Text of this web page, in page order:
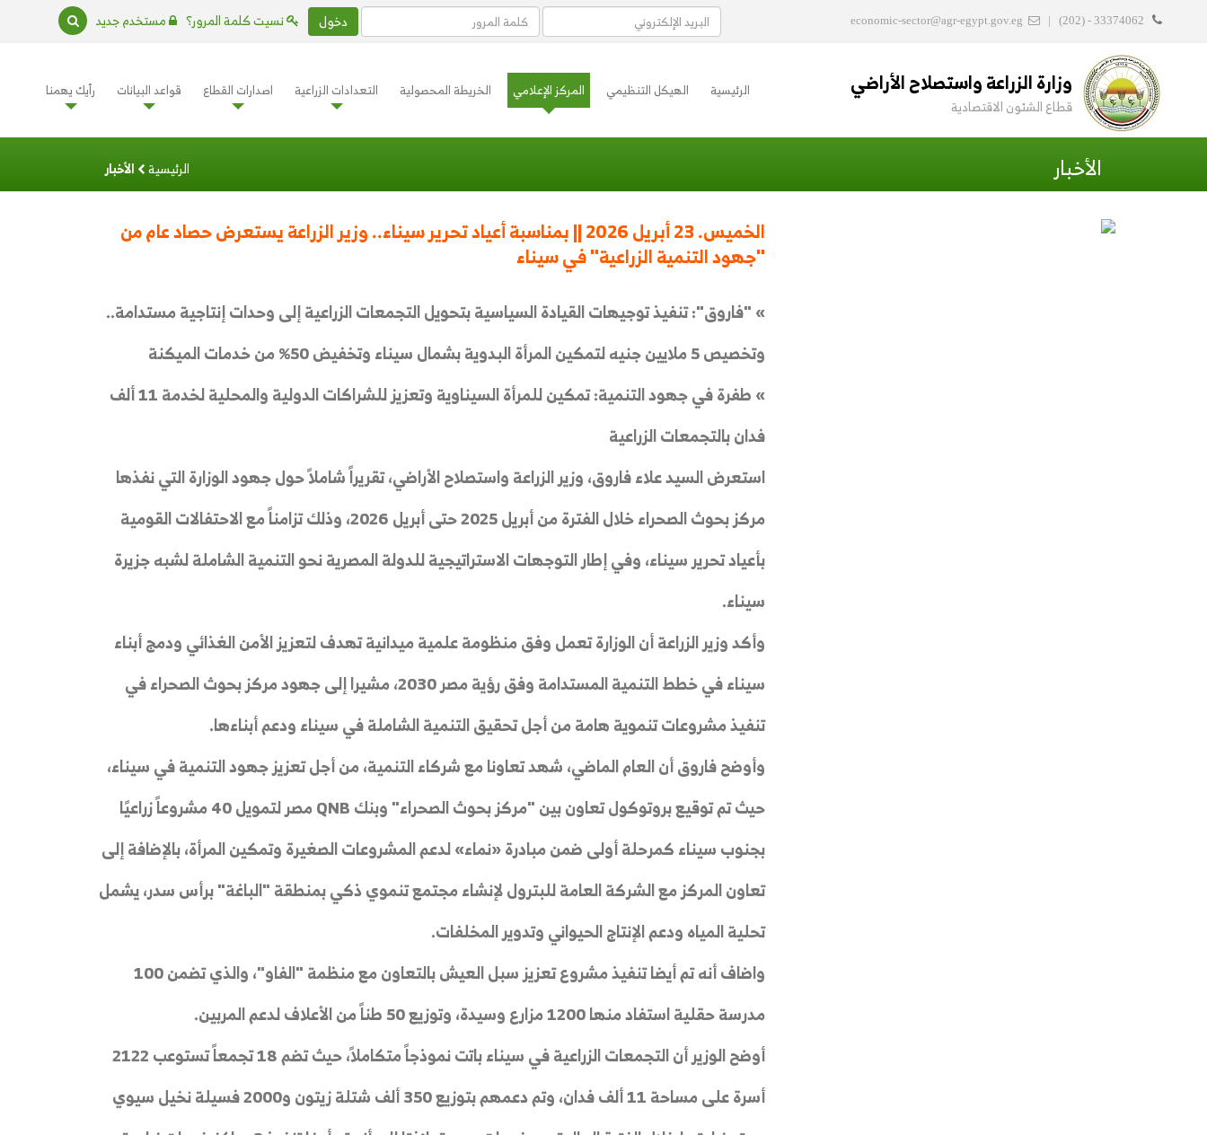
(202) - 33374062
|
economic-sector@agr-egypt.gov.eg دخول نسيت كلمة المرور؟ مستخدم جديد
وزارة الزراعة واستصلاح الأراضي
قطاع الشئون الاقتصادية
الرئيسية الهيكل التنظيمي المركز الإعلامي الخريطة المحصولية التعدادات الزراعية اصدارات القطاع قواعد البيانات رأيك يهمنا
الأخبار الرئيسية الأخبار
الخميس. 23 أبريل 2026 || بمناسبة أعياد تحرير سيناء.. وزير الزراعة يستعرض حصاد عام من
"جهود التنمية الزراعية" في سيناء
» "فاروق": تنفيذ توجيهات القيادة السياسية بتحويل التجمعات الزراعية إلى وحدات إنتاجية مستدامة..
وتخصيص 5 ملايين جنيه لتمكين المرأة البدوية بشمال سيناء وتخفيض 50% من خدمات الميكنة
» طفرة في جهود التنمية: تمكين للمرأة السيناوية وتعزيز للشراكات الدولية والمحلية لخدمة 11 ألف
فدان بالتجمعات الزراعية
استعرض السيد علاء فاروق، وزير الزراعة واستصلاح الأراضي، تقريراً شاملاً حول جهود الوزارة التي نفذها
مركز بحوث الصحراء خلال الفترة من أبريل 2025 حتى أبريل 2026، وذلك تزامناً مع الاحتفالات القومية
بأعياد تحرير سيناء، وفي إطار التوجهات الاستراتيجية للدولة المصرية نحو التنمية الشاملة لشبه جزيرة
سيناء.
وأكد وزير الزراعة أن الوزارة تعمل وفق منظومة علمية ميدانية تهدف لتعزيز الأمن الغذائي ودمج أبناء
سيناء في خطط التنمية المستدامة وفق رؤية مصر 2030، مشيرا إلى جهود مركز بحوث الصحراء في
تنفيذ مشروعات تنموية هامة من أجل تحقيق التنمية الشاملة في سيناء ودعم أبناءها.
وأوضح فاروق أن العام الماضي، شهد تعاونا مع شركاء التنمية، من أجل تعزيز جهود التنمية في سيناء،
حيث تم توقيع بروتوكول تعاون بين "مركز بحوث الصحراء" وبنك QNB مصر لتمويل 40 مشروعاً زراعيًا
بجنوب سيناء كمرحلة أولى ضمن مبادرة «نماء» لدعم المشروعات الصغيرة وتمكين المرأة، بالإضافة إلى
تعاون المركز مع الشركة العامة للبترول لإنشاء مجتمع تنموي ذكي بمنطقة "الباغة" برأس سدر، يشمل
تحلية المياه ودعم الإنتاج الحيواني وتدوير المخلفات.
واضاف أنه تم أيضا تنفيذ مشروع تعزيز سبل العيش بالتعاون مع منظمة "الفاو"، والذي تضمن 100
مدرسة حقلية استفاد منها 1200 مزارع وسيدة، وتوزيع 50 طناً من الأعلاف لدعم المربين.
أوضح الوزير أن التجمعات الزراعية في سيناء باتت نموذجاً متكاملاً، حيث تضم 18 تجمعاً تستوعب 2122
أسرة على مساحة 11 ألف فدان، وتم دعمهم بتوزيع 350 ألف شتلة زيتون و2000 فسيلة نخيل سيوي